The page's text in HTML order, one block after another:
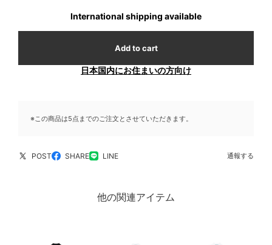
International shipping available
Add to cart
日本国内にお住まいの方向け
※この商品は5点までのご注文とさせていただきます。
POST SHARE LINE 通報する
他の関連アイテム